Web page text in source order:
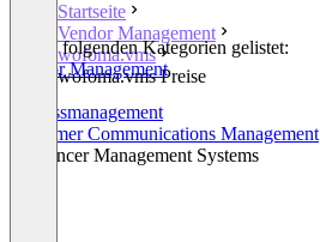
Startseite
Vendor Management
wofoma.vms
wofoma.vms Preise
In den folgenden Kategorien gelistet:
Vendor Management
Prozessmanagement
Customer Communications Management
Freelancer Management Systems